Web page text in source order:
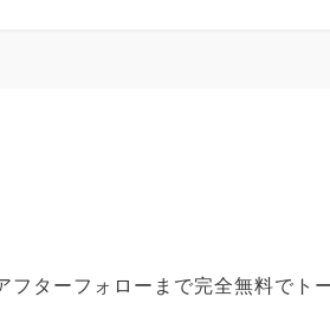
ターフォローまで完全無料でト